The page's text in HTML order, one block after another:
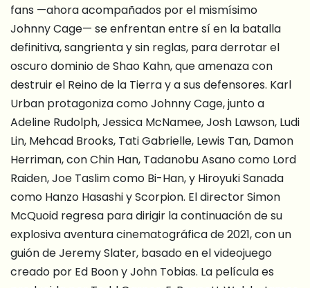
fans —ahora acompañados por el mismísimo
Johnny Cage— se enfrentan entre sí en la batalla
definitiva, sangrienta y sin reglas, para derrotar el
oscuro dominio de Shao Kahn, que amenaza con
destruir el Reino de la Tierra y a sus defensores. Karl
Urban protagoniza como Johnny Cage, junto a
Adeline Rudolph, Jessica McNamee, Josh Lawson, Ludi
Lin, Mehcad Brooks, Tati Gabrielle, Lewis Tan, Damon
Herriman, con Chin Han, Tadanobu Asano como Lord
Raiden, Joe Taslim como Bi-Han, y Hiroyuki Sanada
como Hanzo Hasashi y Scorpion. El director Simon
McQuoid regresa para dirigir la continuación de su
explosiva aventura cinematográfica de 2021, con un
guión de Jeremy Slater, basado en el videojuego
creado por Ed Boon y John Tobias. La película es